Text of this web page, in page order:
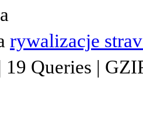
rywalizacje
19 Queries |